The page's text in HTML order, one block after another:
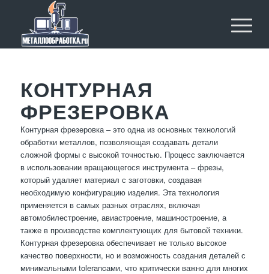
КОНТУРНАЯ
ФРЕЗЕРОВКА
Контурная фрезеровка – это одна из основных технологий
обработки металлов, позволяющая создавать детали
сложной формы с высокой точностью. Процесс заключается
в использовании вращающегося инструмента – фрезы,
который удаляет материал с заготовки, создавая
необходимую конфигурацию изделия. Эта технология
применяется в самых разных отраслях, включая
автомобилестроение, авиастроение, машиностроение, а
также в производстве комплектующих для бытовой техники.
Контурная фрезеровка обеспечивает не только высокое
качество поверхности, но и возможность создания деталей с
минимальными tolerancами, что критически важно для многих